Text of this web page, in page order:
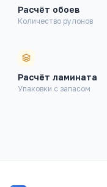
Расчёт обоев
Количество рулонов
Расчёт ламината
Упаковки с запасом
Финансовые
Строительство